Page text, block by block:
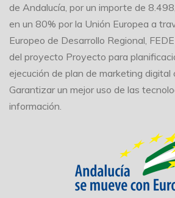
de Andalucía, por un importe de
en un 80% por la Unión Europea a
Europeo de Desarrollo Regional,
del proyecto Proyecto para
ejecución de plan de marketing digital
Garantizar un mejor uso de las
información.